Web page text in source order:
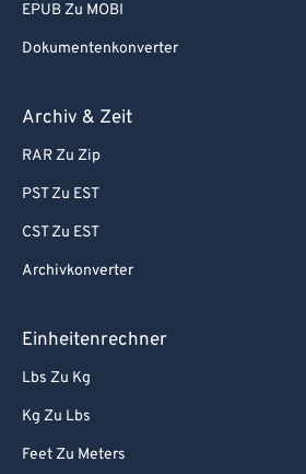
EPUB Zu MOBI
Dokumentenkonverter
Archiv & Zeit
RAR Zu Zip
PST Zu EST
CST Zu EST
Archivkonverter
Einheitenrechner
Lbs Zu Kg
Kg Zu Lbs
Feet Zu Meters